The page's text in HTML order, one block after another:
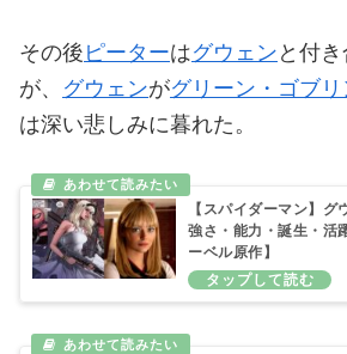
その後 ピーターはグウェン と付
が、 グウェンがグリーン・ゴブリ
は深い悲しみに暮れた。
【スパイダーマン】
強さ・能力・誕生・活
ーベル原作】